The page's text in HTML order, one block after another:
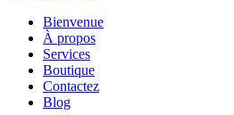
Bienvenue
À propos
Services
Boutique
Contactez
Blog